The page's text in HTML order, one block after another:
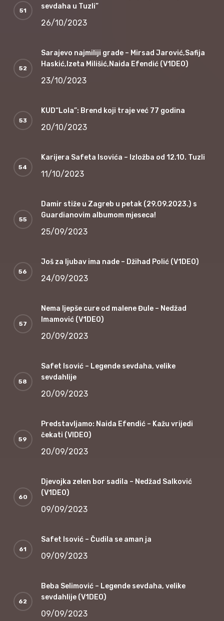
sevdaha u Tuzli”
26/10/2023
Sarajevo najmiliji grade – Mirsad Jarović,Safija
Haskić,Izeta Milišić,Naida Efendić (V1DEO)
23/10/2023
KUD“Lola”: Brend koji traje već 77 godina
20/10/2023
Karijera Safeta Isovića – Izložba od 12.10. Tuzli
11/10/2023
Damir stiže u Zagreb u petak (29.09.2023.) s
Guardianovim albumom mjeseca!
25/09/2023
Još za ljubav ima nade – Džihad Polić (V1DEO)
24/09/2023
Nema ljepše cure od malene Đule – Nedžad
Imamović (V1DEO)
20/09/2023
Safet Isović – Legende sevdaha, velike
sevdahlije
20/09/2023
Predstavljamo: Naida Efendić – Kažu vrijedi
čekati (VIDEO)
20/09/2023
Djevojka zelen bor sadila – Nedžad Salković
(V1DEO)
09/09/2023
Safet Isović – Čudila se aman ja
09/09/2023
Beba Selimović – Legende sevdaha, velike
sevdahlije (V1DEO)
09/09/2023